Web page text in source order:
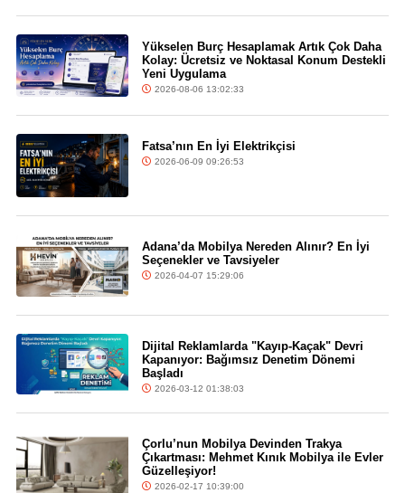
Yükselen Burç Hesaplamak Artık Çok Daha
Kolay: Ücretsiz ve Noktasal Konum Destekli
Yeni Uygulama
2026-08-06 13:02:33
Fatsa’nın En İyi Elektrikçisi
2026-06-09 09:26:53
Adana’da Mobilya Nereden Alınır? En İyi
Seçenekler ve Tavsiyeler
2026-04-07 15:29:06
Dijital Reklamlarda "Kayıp-Kaçak" Devri
Kapanıyor: Bağımsız Denetim Dönemi
Başladı
2026-03-12 01:38:03
Çorlu’nun Mobilya Devinden Trakya
Çıkartması: Mehmet Kınık Mobilya ile Evler
Güzelleşiyor!
2026-02-17 10:39:00